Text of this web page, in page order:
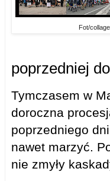
Fot/
poprzedniej
Tymczasem w
doroczna
poprzedniego
nawet marzyć.
nie zmyły